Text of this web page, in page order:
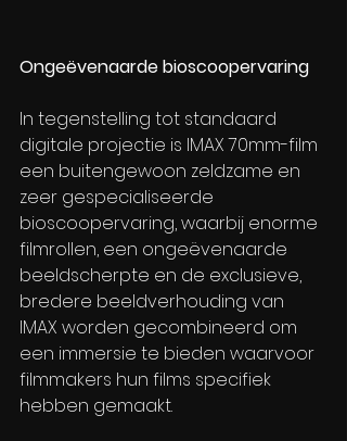
Ongeëvenaarde bioscoopervaring
In tegenstelling tot standaard
digitale projectie is IMAX 70mm-film
een buitengewoon zeldzame en
zeer gespecialiseerde
bioscoopervaring, waarbij enorme
filmrollen, een ongeëvenaarde
beeldscherpte en de exclusieve,
bredere beeldverhouding van
IMAX worden gecombineerd om
een immersie te bieden waarvoor
filmmakers hun films specifiek
hebben gemaakt.